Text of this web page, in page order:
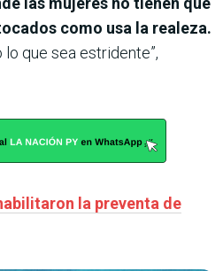
como usa la realeza.
que sea estridente”,
la preventa de